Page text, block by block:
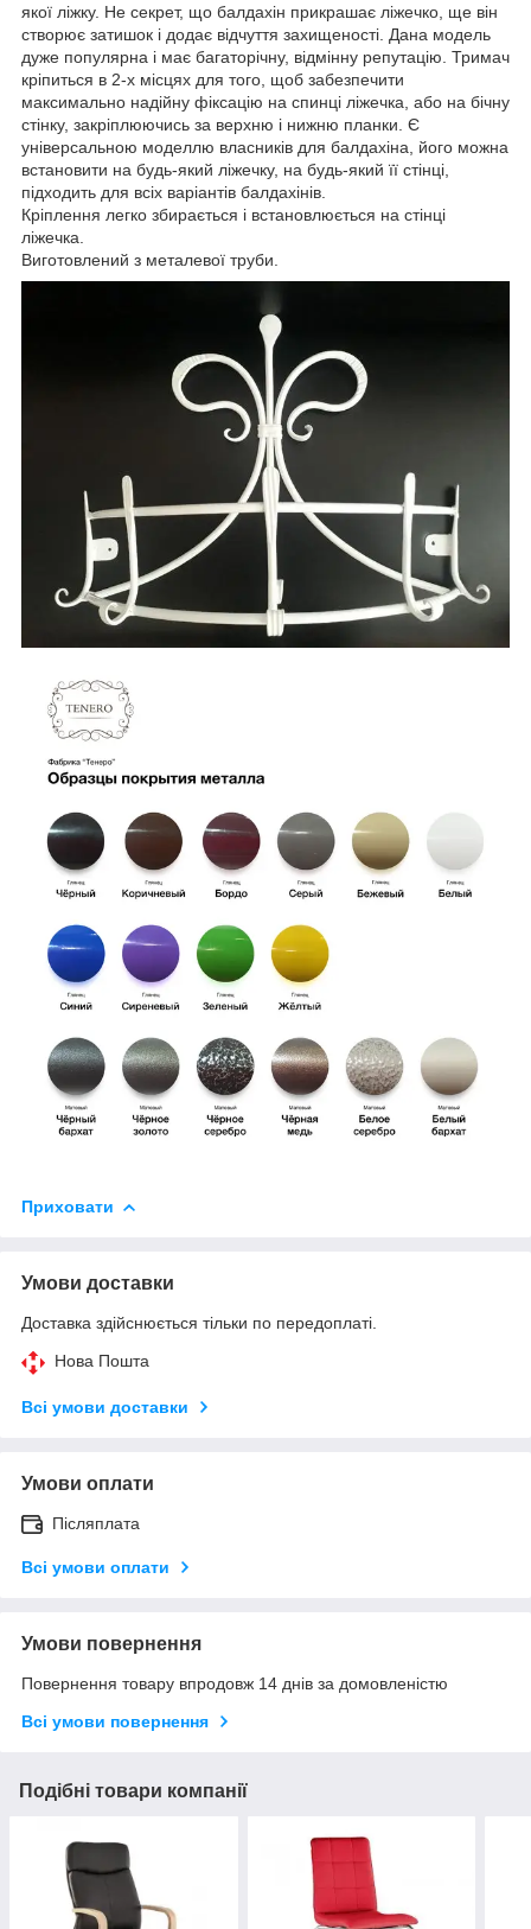
якої ліжку. Не секрет, що балдахін прикрашає ліжечко, ще він
створює затишок і додає відчуття захищеності. Дана модель
дуже популярна і має багаторічну, відмінну репутацію. Тримач
кріпиться в 2-х місцях для того, щоб забезпечити
максимально надійну фіксацію на спинці ліжечка, або на бічну
стінку, закріплюючись за верхню і нижню планки. Є
універсальною моделлю власників для балдахіна, його можна
встановити на будь-який ліжечку, на будь-який її стінці,
підходить для всіх варіантів балдахінів.
Кріплення легко збирається і встановлюється на стінці
ліжечка.
Виготовлений з металевої труби.
Приховати
Умови доставки
Доставка здійснюється тільки по передоплаті.
Нова Пошта
Всі умови доставки
Умови оплати
Післяплата
Всі умови оплати
Умови повернення
Повернення товару впродовж 14 днів за домовленістю
Всі умови повернення
Подібні товари компанії